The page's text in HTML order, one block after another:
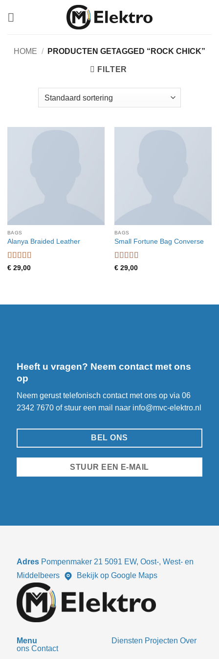
HOME / PRODUCTEN GETAGGED “ROCK CHICK”
FILTER
BAGS
Alanya Braided Leather
Waardering
€29,00
BAGS
Small Fortune Bag Converse
Waardering
€29,00
Heeft u vragen? Neem contact met ons
op
Neem gerust telefonisch contact met ons op via 06
2342 7670of stuur een mail naar info@mvc-elektro.nl
BEL ONS
STUUR EEN E-MAIL
AdresPompenmaker 21 5091 EW, Oost-, West- en
Middelbeers
Bekijk op Google Maps
Menu Diensten Projecten Over
ons Contact